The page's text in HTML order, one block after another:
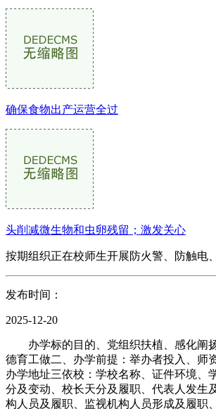
确保食物出产运营全过
头削减微生物和虫卵残留；激发关心
按期组织正在校师生开展防火警、防触电
发布时间：
2025-12-20
办学标的目的、党组织扶植、感化阐
德育工做二、办学前提：举办者投入、师
办学地址三依校：学校名称、证件环境、
分及变动、校长天分及履职、代表人发生
构人员及履职、监视机构人员形成及履职